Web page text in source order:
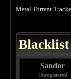
Metal Torrent
Sandor
Unregistered